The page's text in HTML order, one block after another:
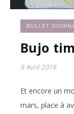
BULLET
Bujo
8 Avril 2019
Et encore un
mars, place à